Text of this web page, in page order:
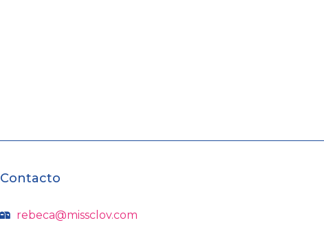
Contacto
rebeca@missclov.com